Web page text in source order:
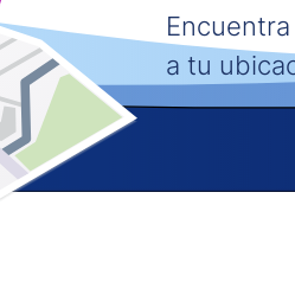
a tu